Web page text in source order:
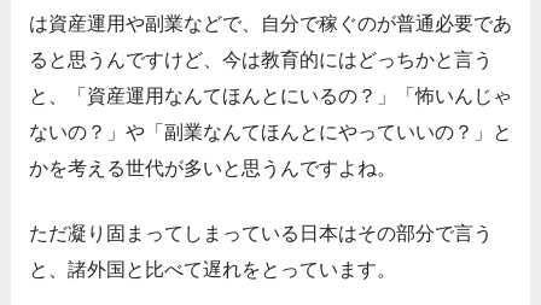
は資産運用や副業などで、自分で稼ぐのが普通必要であ
ると思うんですけど、今は教育的にはどっちかと言う
と、「資産運用なんてほんとにいるの？」「怖いんじゃ
ないの？」や「副業なんてほんとにやっていいの？」と
かを考える世代が多いと思うんですよね。
ただ凝り固まってしまっている日本はその部分で言う
と、諸外国と比べて遅れをとっています。